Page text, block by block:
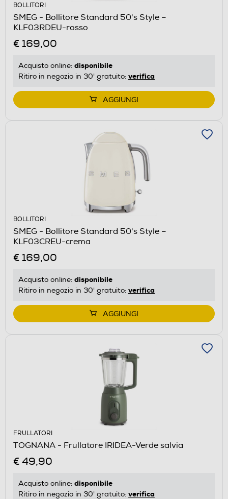
BOLLITORI
SMEG - Bollitore Standard 50's Style –
KLF03RDEU-rosso
€ 169,00
Acquisto online: disponibile
Ritiro in negozio in 30' gratuito: verifica
AGGIUNGI
BOLLITORI
SMEG - Bollitore Standard 50's Style –
KLF03CREU-crema
€ 169,00
Acquisto online: disponibile
Ritiro in negozio in 30' gratuito: verifica
AGGIUNGI
FRULLATORI
TOGNANA - Frullatore IRIDEA-Verde salvia
€ 49,90
Acquisto online: disponibile
Ritiro in negozio in 30' gratuito: verifica